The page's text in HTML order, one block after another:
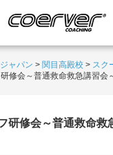
ャパン > 関目高殿校 > スク
修会～普通救命救急講習会
研修会～普通救命救